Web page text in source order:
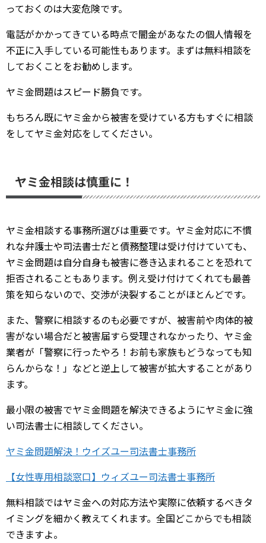
っておくのは大変危険です。
電話がかかってきている時点で闇金があなたの個人情報を
不正に入手している可能性もあります。まずは無料相談を
しておくことをお勧めします。
ヤミ金問題はスピード勝負です。
もちろん既にヤミ金から被害を受けている方もすぐに相談
をしてヤミ金対応をしてください。
ヤミ金相談は慎重に！
ヤミ金相談する事務所選びは重要です。ヤミ金対応に不慣
れな弁護士や司法書士だと債務整理は受け付けていても、
ヤミ金問題は自分自身も被害に巻き込まれることを恐れて
拒否されることもあります。例え受け付けてくれても最善
策を知らないので、交渉が決裂することがほとんどです。
また、警察に相談するのも必要ですが、被害前や肉体的被
害がない場合だと被害届すら受理されなかったり、ヤミ金
業者が「警察に行ったやろ！お前も家族もどうなっても知
らんからな！」などと逆上して被害が拡大することがあり
ます。
最小限の被害でヤミ金問題を解決できるようにヤミ金に強
い司法書士に相談してください。
ヤミ金問題解決！ウイズユー司法書士事務所
【女性専用相談窓口】ウィズユー司法書士事務所
無料相談ではヤミ金への対応方法や実際に依頼するべきタ
イミングを細かく教えてくれます。全国どこからでも相談
できますよ。